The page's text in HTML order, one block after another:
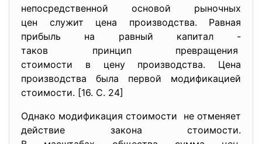
непосредственной основой рыночных
цен служит цена производства. Равная
прибыль на равный капитал -
таков принцип превращения
стоимости в цену производства. Цена
производства была первой модификацией
стоимости. [16. С. 24]
Однако модификация стоимости не отменяет
действие закона стоимости.